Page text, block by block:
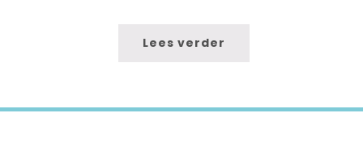
Lees verder